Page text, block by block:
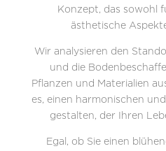
Konzept, das sowohl
ästhetische
Wir analysieren den
und die
Pflanzen und Materialien
es, einen harmonischen
gestalten, der Ihren
Egal, ob Sie einen